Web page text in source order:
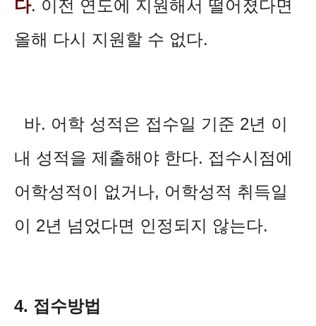
다. 이전 연도에 지원해서 떨어졌다면
올해 다시 지원할 수 없다.
바. 어학 성적은 접수일 기준 2년 이
내 성적을 제출해야 한다. 접수시점에
어학성적이 없거나, 어학성적 취득일
이 2년 넘었다면 인정되지 않는다.
4. 접수방법